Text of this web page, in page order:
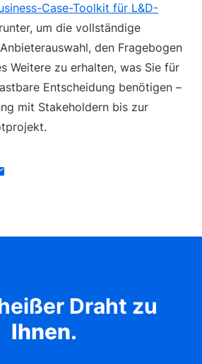
Case-Toolkit für L&D-
um die vollständige
den Fragebogen
Weitere zu erhalten, was Sie für
Entscheidung benötigen –
mit Stakeholdern bis zur
Draht zu
Ihnen.